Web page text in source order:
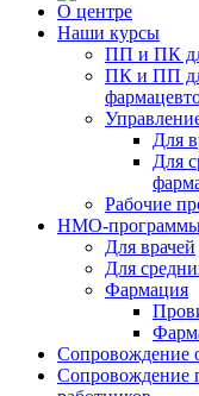
О центре
Наши курсы
ПП и ПК
ПК и ПП
Для
Для
Рабочие
НМО-программы
Для врачей
Для
Фармация
Сопровождение
Сопровождение